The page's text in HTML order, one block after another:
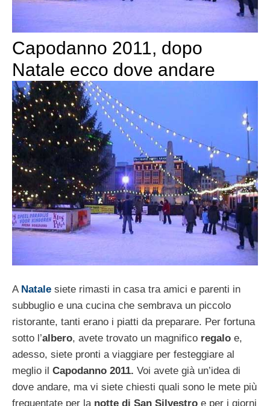
Capodanno 2011, dopo
Natale ecco dove andare
A Natale siete rimasti in casa tra amici e parenti in
subbuglio e una cucina che sembrava un piccolo
ristorante, tanti erano i piatti da preparare. Per fortuna
sotto l’albero, avete trovato un magnifico regalo e,
adesso, siete pronti a viaggiare per festeggiare al
meglio il Capodanno 2011. Voi avete già un’idea di
dove andare, ma vi siete chiesti quali sono le mete più
frequentate per la notte di San Silvestro e per i giorni